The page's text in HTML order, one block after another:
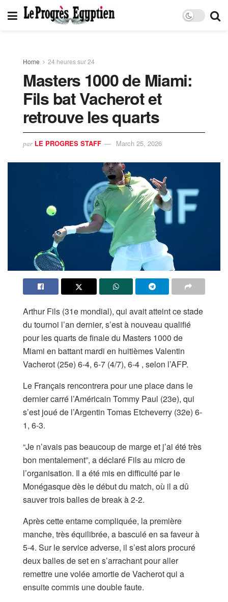
Home 24 heures sur 24
Masters 1000 de Miami:
Fils bat Vacherot et
retrouve les quarts
par LE PROGRES STAFF March 25, 2026
Arthur Fils (31e mondial), qui avait atteint ce stade
du tournoi l’an dernier, s’est à nouveau qualifié
pour les quarts de finale du Masters 1000 de
Miami en battant mardi en huitièmes Valentin
Vacherot (25e) 6-4, 6-7 (4/7), 6-4 , selon l’AFP.
Le Français rencontrera pour une place dans le
dernier carré l’Américain Tommy Paul (23e), qui
s’est joué de l’Argentin Tomas Etcheverry (32e) 6-
1, 6-3.
“Je n’avais pas beaucoup de marge et j’ai été très
bon mentalement”, a déclaré Fils au micro de
l’organisation. Il a été mis en difficulté par le
Monégasque dès le début du match, où il a dû
sauver trois balles de break à 2-2.
Après cette entame compliquée, la première
manche, très équilibrée, a basculé en sa faveur à
5-4. Sur le service adverse, il s’est alors procuré
deux balles de set en s’arrachant pour aller
remettre une volée amortie de Vacherot qui a
ensuite commis une double faute.